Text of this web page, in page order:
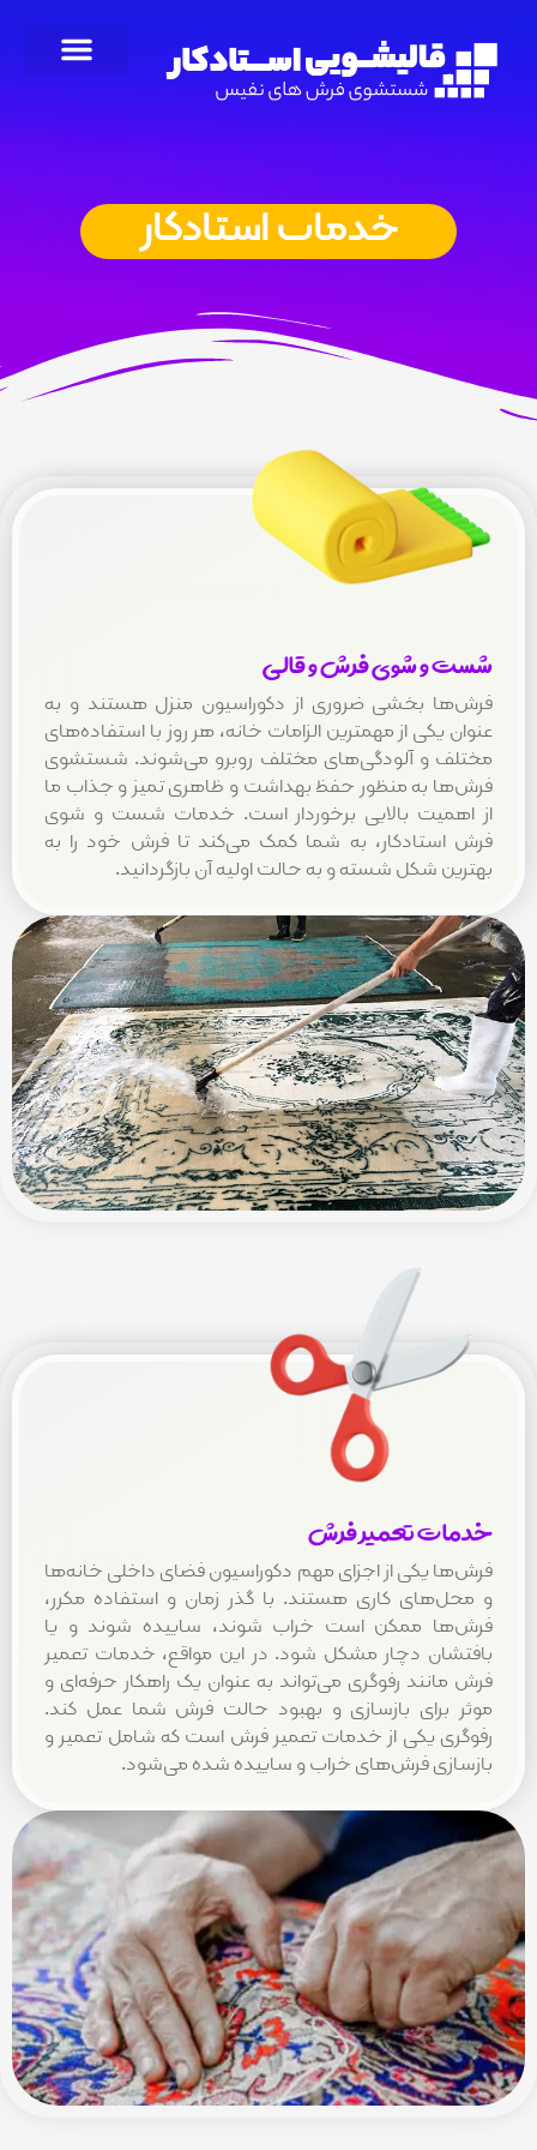
خدمات استادکار
شوی فرش و قالی
بخشی ضروری از دکوراسیون منزل هستند و به
یکی از مهمترین الزامات خانه، هر روز با استفاده‌های
و آلودگی‌های مختلف روبرو می‌شوند. شستشوی
به منظور حفظ بهداشت و ظاهری تمیز و جذاب ما
بالایی برخوردار است. خدمات شست و شوی
به شما کمک می‌کند تا فرش خود را به
شکل شسته و به حالت اولیه آن بازگردانید.
تعمیر فرش
یکی از اجزای مهم دکوراسیون فضای داخلی خانه‌ها
کاری هستند. با گذر زمان و استفاده مکرر،
ممکن است خراب شوند، ساییده شوند و یا
دچار مشکل شود. در این مواقع، خدمات تعمیر
رفوگری می‌تواند به عنوان یک راهکار حرفه‌ای و
برای بازسازی و بهبود حالت فرش شما عمل کند.
یکی از خدمات تعمیر فرش است که شامل تعمیر و
فرش‌های خراب و ساییده شده می‌شود.